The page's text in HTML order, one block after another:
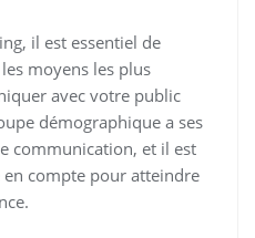
il est essentiel de
moyens les plus
avec votre public
démographique a ses
communication, et il est
compte pour atteindre